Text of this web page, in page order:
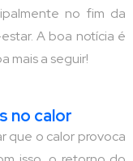
no fim da
A boa notícia é
mais a seguir!
no calor
que o calor provoca